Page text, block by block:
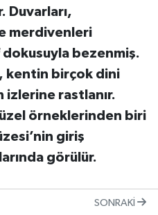
Duvarları,
merdivenleri
dokusuyla bezenmiş.
kentin birçok dini
izlerine rastlanır.
örneklerinden biri
giriş
görülür.
SONRAKI